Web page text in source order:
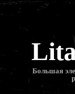
Большая